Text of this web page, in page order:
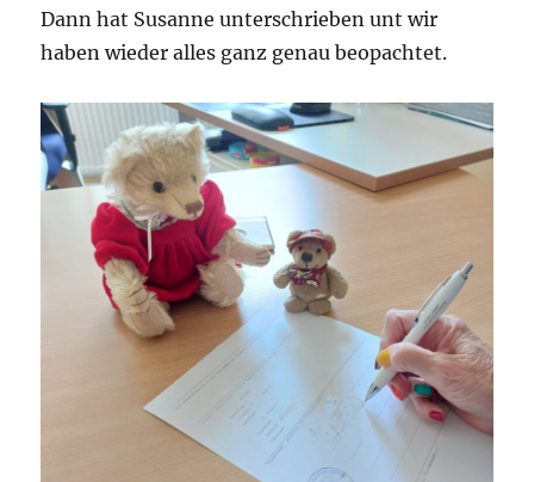
Dann hat Susanne unterschrieben unt wir
haben wieder alles ganz genau beopachtet.